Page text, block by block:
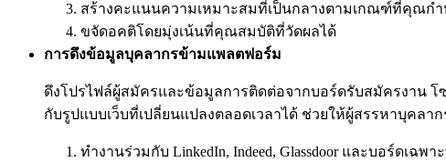
สร้างคะแนนความเหมาะสมที่เป็นกลางตามเกณฑ์ที่คุณก
ขจัดอคติโดยมุ่งเน้นที่คุณสมบัติที่วัดผลได้
การดึงข้อมูลบุคลากรข้ามแพลตฟอร์ม
ดึงโปรไฟล์ผู้สมัครและข้อมูลการติดต่อจากบอร์ดรับสมัครงาน
กับรูปแบบเว็บที่เปลี่ยนแปลงตลอดเวลาได้ ช่วยให้ผู้สรรหาบุคล
ทำงานร่วมกับ LinkedIn, Indeed, Glassdoor และบอร์ดเฉพา